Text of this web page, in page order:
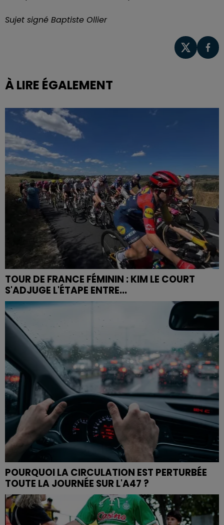
Sujet signé Baptiste Ollier
À LIRE ÉGALEMENT
TOUR DE FRANCE FÉMININ : KIM LE COURT
S'ADJUGE L'ÉTAPE ENTRE...
POURQUOI LA CIRCULATION EST PERTURBÉE
TOUTE LA JOURNÉE SUR L'A47 ?